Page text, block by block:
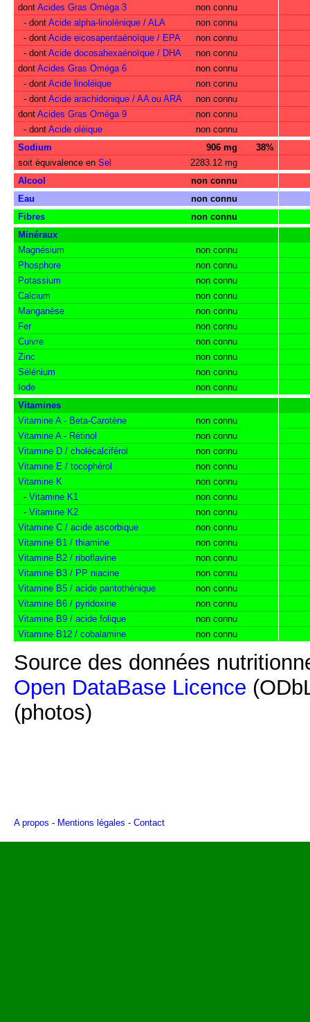
dont Acides Gras Oméga 3
non connu
- dont Acide alpha-linolénique / ALA
non connu
- dont Acide eicosapentaénoïque / EPA
non connu
- dont Acide docosahexaénoïque / DHA
non connu
dont Acides Gras Oméga 6
non connu
- dont Acide linoléique
non connu
- dont Acide arachidonique / AA ou ARA
non connu
dont Acides Gras Oméga 9
non connu
- dont Acide oléique
non connu
Sodium
906 mg
38%
soit équivalence en Sel
2283.12 mg
Alcool
non connu
Eau
non connu
Fibres
non connu
Minéraux
Magnésium
non connu
Phosphore
non connu
Potassium
non connu
Calcium
non connu
Manganèse
non connu
Fer
non connu
Cuivre
non connu
Zinc
non connu
Sélénium
non connu
Iode
non connu
Vitamines
Vitamine A - Beta-Carotène
non connu
Vitamine A - Rétinol
non connu
Vitamine D / cholécalciférol
non connu
Vitamine E / tocophérol
non connu
Vitamine K
non connu
- Vitamine K1
non connu
- Vitamine K2
non connu
Vitamine C / acide ascorbique
non connu
Vitamine B1 / thiamine
non connu
Vitamine B2 / riboflavine
non connu
Vitamine B3 / PP niacine
non connu
Vitamine B5 / acide pantothénique
non connu
Vitamine B6 / pyridoxine
non connu
Vitamine B9 / acide folique
non connu
Vitamine B12 / cobalamine
non connu
Source des données
Open DataBase Licence
(photos)
A propos - Mentions légales - Contact